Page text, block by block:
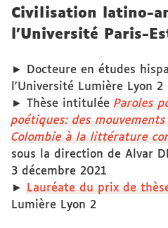
Membres
affilié.es
Civilisation latino-
l'Université Paris-
► Docteure en études
l'Université Lumière Lyon 2
► Thèse intituléeParoles
poétiques: des
Colombie à la littérature
sous la direction de Alvar
3 décembre 2021
►
Lauréate du prix de
Lumière Lyon 2